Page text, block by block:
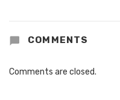
COMMENTS
Comments are closed.